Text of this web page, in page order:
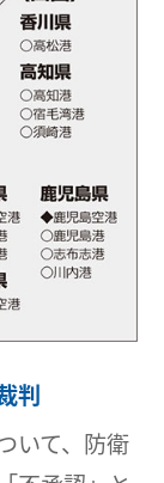
判
いて、防衛